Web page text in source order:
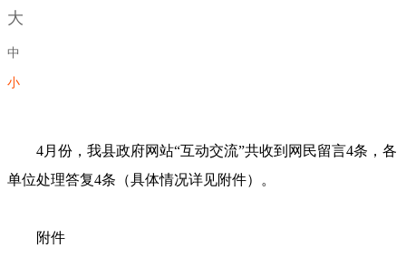
大
中
小
4月份，我县政府网站“互动交流”共收到网民留言4条，各
单位处理答复4条（具体情况详见附件）。
附件